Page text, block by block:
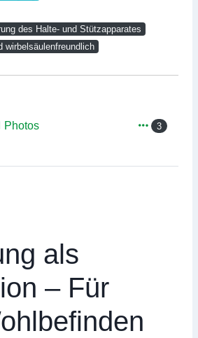
des Halte- und Stützapparates
wirbelsäulenfreundlich
Photos 3
als
– Für